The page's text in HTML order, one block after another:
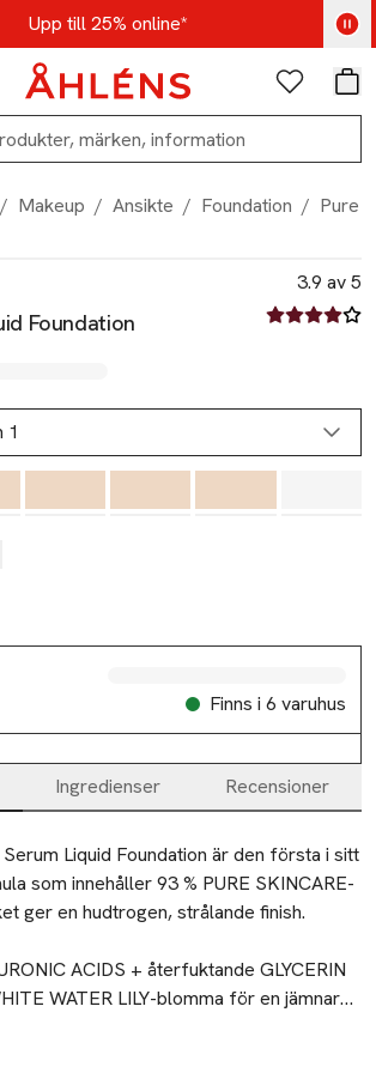
Upp till 25% online*
Kod: AUG25 - Shoppa nu
Favoriter
/ Makeup / Ansikte / Foundation / Pure
Foundation
3.9 av 5
3.9 av fem
1
Finns i 6 varuhus
Ingredienser Recensioner
Liquid Foundation är den första i sitt
som innehåller 93 % PURE SKINCARE-
ger en hudtrogen, strålande finish.
ACIDS + återfuktande GLYCERIN
WATER LILY-blomma för en jämnare